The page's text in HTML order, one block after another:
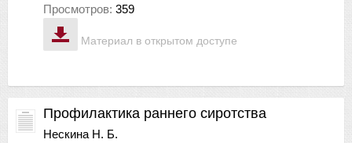
Материал в открытом доступе
Просмотров: 359
Профилактика раннего сиротства
Нескина Н. Б.